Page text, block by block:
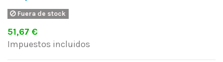
Fuera de stock
51,67 €
Impuestos incluidos